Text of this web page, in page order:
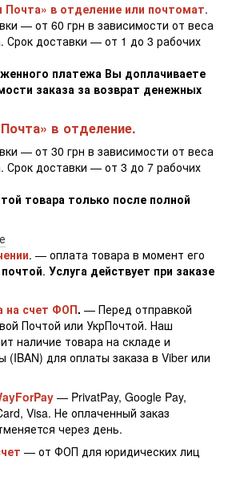
Почта» в отделение или почтомат.
— от 60 грн в зависимости от веса
Срок доставки — от 1 до 3 рабочих
платежа Вы доплачиваете
заказа за возврат денежных
в отделение.
— от 30 грн в зависимости от веса
Срок доставки — от 3 до 7 рабочих
товара только после полной
. — оплата товара в момент его
. Услуга действует при заказе
на счет ФОП. — Перед отправкой
Почтой или УкрПочтой. Наш
наличие товара на складе и
(IBAN) для оплаты заказа в Viber или
— PrivatPay, Google Pay,
Visa. Не оплаченный заказ
через день.
— от ФОП для юридических лиц